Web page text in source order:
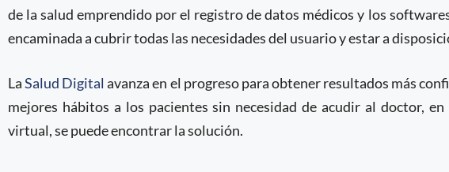
de la salud emprendido por el registro de datos médicos y los
encaminada a cubrir todas las necesidades del usuario y estar a
LaSalud Digital avanza en el progreso para obtener resultados más
mejores hábitos a los pacientes sin necesidad de acudir al doctor,
virtual, se puede encontrar la solución.